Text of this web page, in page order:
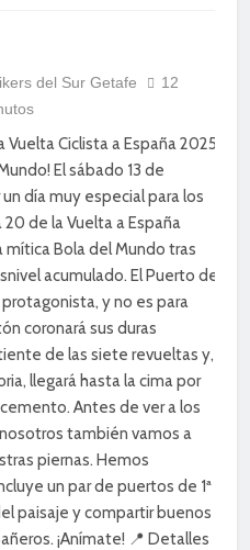
del Sur Getafe
12
Ciclista a España 2025
El sábado 13 de
día muy especial para los
de la Vuelta a España
Bola del Mundo tras
acumulado. El Puerto de
y no es para
coronará sus duras
de las siete revueltas y,
llegará hasta la cima por
Antes de ver a los
también vamos a
piernas. Hemos
un par de puertos de 1ª
paisaje y compartir buenos
¡Anímate! 📍 Detalles